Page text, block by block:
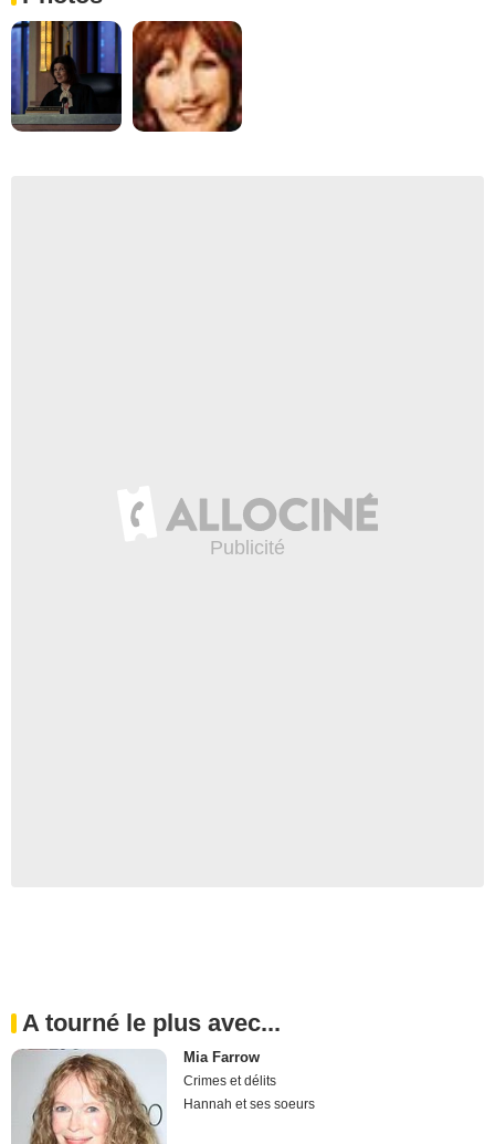
A tourné le plus avec...
Mia Farrow
Crimes et délits
Hannah et ses soeurs